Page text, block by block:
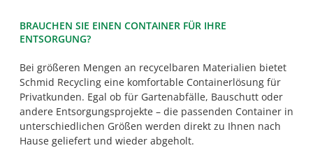
BRAUCHEN SIE EINEN CONTAINER FÜR IHRE
ENTSORGUNG?
Bei größeren Mengen an recycelbaren Materialien bietet
Schmid Recycling eine komfortable Containerlösung für
Privatkunden. Egal ob für Gartenabfälle, Bauschutt oder
andere Entsorgungsprojekte – die passenden Container in
unterschiedlichen Größen werden direkt zu Ihnen nach
Hause geliefert und wieder abgeholt.